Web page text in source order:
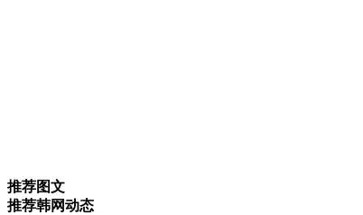
推荐图文
推荐韩网动态